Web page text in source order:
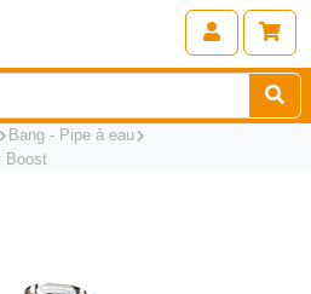
Bang - Pipe à eau
Boost